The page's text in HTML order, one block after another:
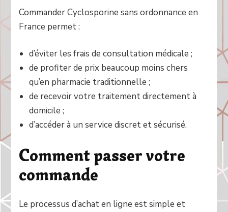
Commander Cyclosporine sans ordonnance en
France permet :
d’éviter les frais de consultation médicale ;
de profiter de prix beaucoup moins chers
qu’en pharmacie traditionnelle ;
de recevoir votre traitement directement à
domicile ;
d’accéder à un service discret et sécurisé.
Comment passer votre
commande
Le processus d’achat en ligne est simple et